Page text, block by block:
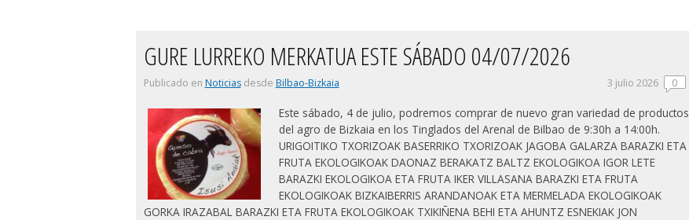
GURE LURREKO MERKATUA ESTE SÁBADO 04/07/2026
Publicado en Noticiasdesde Bilbao-Bizkaia 3 julio 2026 0
Este sábado, 4 de julio, podremos comprar de nuevo gran variedad de productos
del agro de Bizkaia en los Tinglados del Arenal de Bilbao de 9:30h a 14:00h.
URIGOITIKO TXORIZOAK BASERRIKO TXORIZOAK JAGOBA GALARZA BARAZKI ETA
FRUTA EKOLOGIKOAK DAONAZ BERAKATZ BALTZ EKOLOGIKOA IGOR LETE
BARAZKI EKOLOGIKOA ETA FRUTA IKER VILLASANA BARAZKI ETA FRUTA
EKOLOGIKOAK BIZKAIBERRIS ARANDANOAK ETA MERMELADA EKOLOGIKOAK
GORKA IRAZABAL BARAZKI ETA FRUTA EKOLOGIKOAK TXIKIÑENA BEHI ETA AHUNTZ ESNEKIAK JON